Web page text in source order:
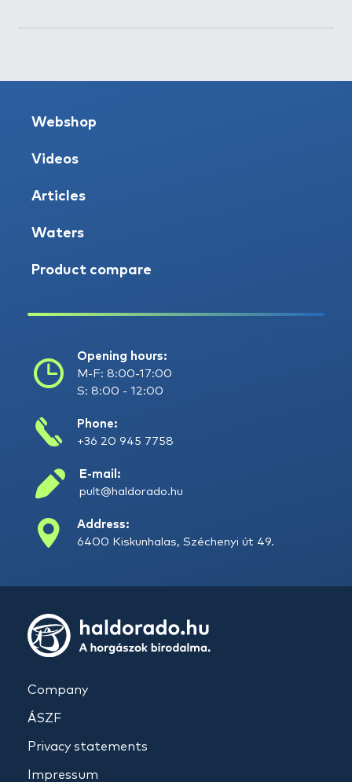
Webshop
Videos
Articles
Waters
Product compare
Opening hours:
M-F: 8:00-17:00
S: 8:00 - 12:00
Phone:
+36 20 945 7758
E-mail:
pult@haldorado.hu
Address:
6400 Kiskunhalas, Széchenyi út 49.
Company
ÁSZF
Privacy statements
Impressum